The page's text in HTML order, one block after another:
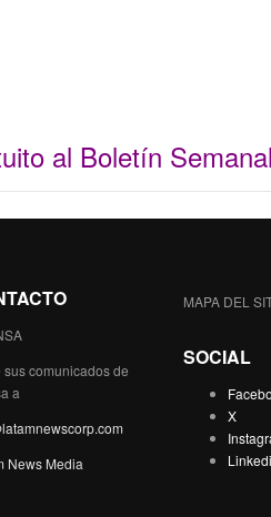
al Boletín
sus comunicados de
a
News Media
MAPA DEL
SOCIAL
X